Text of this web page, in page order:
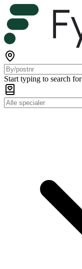
Start typing to search